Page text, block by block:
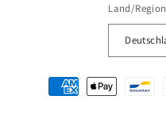
Land/Region
Zahlungsmethoden